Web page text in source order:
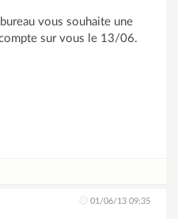
vous souhaite une
sur vous le 13/06.
01/06/13 09:35